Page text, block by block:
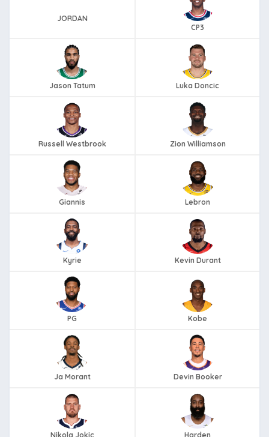
JORDAN
CP3
Jason Tatum Luka Doncic
Russell Westbrook Zion Williamson
Giannis Lebron
Kyrie Kevin Durant
PG Kobe
Ja Morant Devin Booker
Nikola Jokic Harden